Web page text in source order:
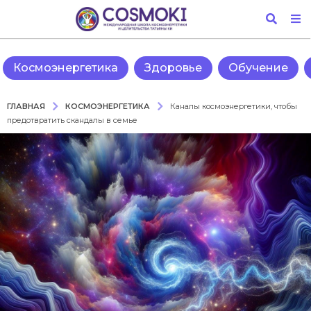
Космоэнергетика Здоровье Обучение
ГЛАВНАЯ КОСМОЭНЕРГЕТИКА
Каналы космоэнергетики, чтобы
предотвратить скандалы в семье